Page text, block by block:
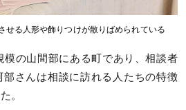
せる人形や飾りつけが散りばめられている
模の山間部にある町であり、相談者
さんは相談に訪れる人たちの特徴
。